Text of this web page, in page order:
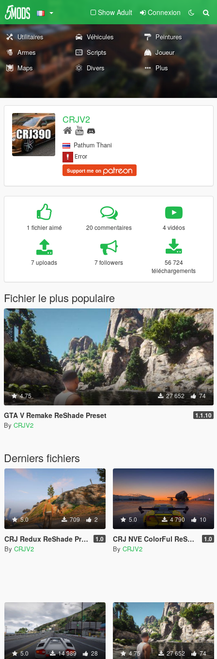
Show Adult Connexion
Utilitaires Véhicules
Peintures
Armes
Scripts
Joueur
Maps
Divers Plus
CRJV2
Pathum Thani
Support me on
1 fichier aimé 20 commentaires 4 vidéos
7 uploads 7 followers
56 724
téléchargements
Fichier le plus populaire
4.75 27 652 74
GTA V Remake ReShade Preset 1.1.10
By CRJV2
Derniers fichiers
5.0 709 2
CRJ Redux ReShade Preset 1.0
By CRJV2
5.0 4 790 10
CRJ NVE ColorFul ReShade Preset 1.0
By CRJV2
5.0 14 989 28 4.75 27 652 74